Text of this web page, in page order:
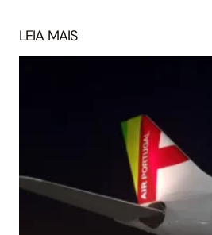
LEIA MAIS